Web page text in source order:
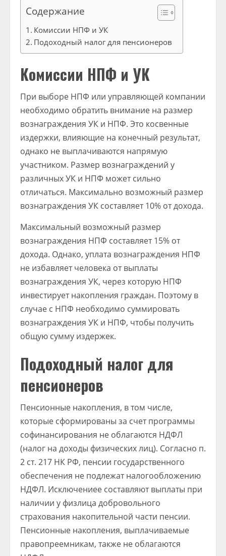
Содержание
Комиссии НПФ и УК
Подоходный налог для пенсионеров
Комиссии НПФ и УК
При выборе НПФ или управляющей компании
необходимо обратить внимание на размер
вознаграждения УК и НПФ. Это косвенные
издержки, влияющие на конечный результат,
однако не выплачиваются напрямую
участником. Размер вознаграждений у
различных УК и НПФ может сильно
отличаться. Максимально возможный размер
вознаграждения УК составляет 10% от дохода.
Максимальный возможный размер
вознаграждения НПФ составляет 15% от
дохода. Однако, уплата вознаграждения НПФ
не избавляет человека от выплаты
вознаграждения УК, через которую НПФ
инвестирует накопления граждан. Поэтому в
случае с НПФ необходимо суммировать
вознаграждения УК и НПФ, чтобы получить
общую сумму издержек.
Подоходный налог для
пенсионеров
Пенсионные накопления, в том числе,
которые сформированы за счет программы
софинансирования не облагаются НДФЛ
(налог на доходы физических лиц). Согласно п.
2 ст. 217 НК РФ, пенсии государственного
обеспечения не подлежат налогообложению
НДФЛ. Исключениее составляют выплаты при
наличии у физлица добровольного
страхования накопительной части пенсии.
Пенсионные накопления, выплачиваемые
правопреемникам, также не облагаются